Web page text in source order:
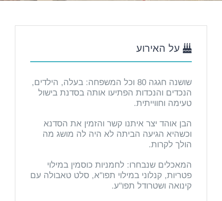
על האירוע
שושנה חגגה 80 וכל המשפחה: בעלה, הילדים,
הנכדים והנכדות הפתיעו אותה בסדנת בישול
טעימה וחווייתית.
הבן אוהד יצר איתנו קשר והזמין את הסדנא
וכשהיא הגיעה הביתה לא היה לה מושג מה
הולך לקרות.
המאכלים שנבחרו: לחמניות כוסמין במילוי
פטריות, קנלוני במילוי תפו"א, סלט טאבולה עם
קינואה ושטרודל תפו"ע.